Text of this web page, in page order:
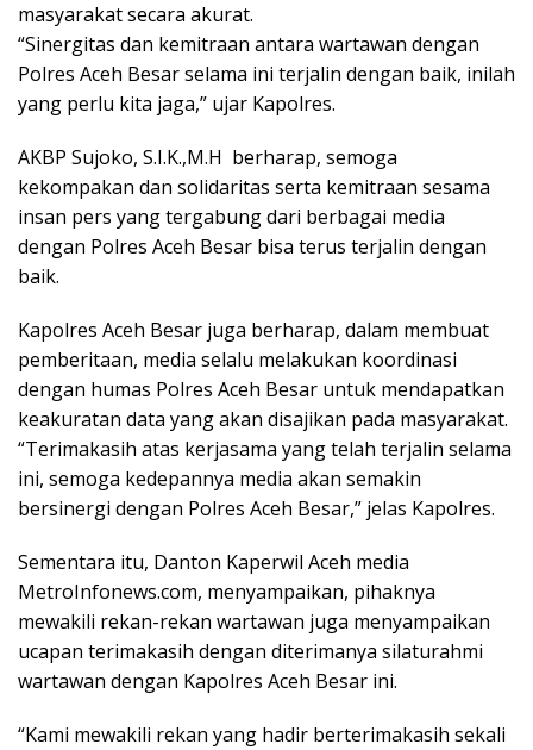
masyarakat secara akurat.
“Sinergitas dan kemitraan antara wartawan dengan
Polres Aceh Besar selama ini terjalin dengan baik, inilah
yang perlu kita jaga,” ujar Kapolres.
AKBP Sujoko, S.I.K.,M.H berharap, semoga
kekompakan dan solidaritas serta kemitraan sesama
insan pers yang tergabung dari berbagai media
dengan Polres Aceh Besar bisa terus terjalin dengan
baik.
Kapolres Aceh Besar juga berharap, dalam membuat
pemberitaan, media selalu melakukan koordinasi
dengan humas Polres Aceh Besar untuk mendapatkan
keakuratan data yang akan disajikan pada masyarakat.
“Terimakasih atas kerjasama yang telah terjalin selama
ini, semoga kedepannya media akan semakin
bersinergi dengan Polres Aceh Besar,” jelas Kapolres.
Sementara itu, Danton Kaperwil Aceh media
MetroInfonews.com, menyampaikan, pihaknya
mewakili rekan-rekan wartawan juga menyampaikan
ucapan terimakasih dengan diterimanya silaturahmi
wartawan dengan Kapolres Aceh Besar ini.
“Kami mewakili rekan yang hadir berterimakasih sekali